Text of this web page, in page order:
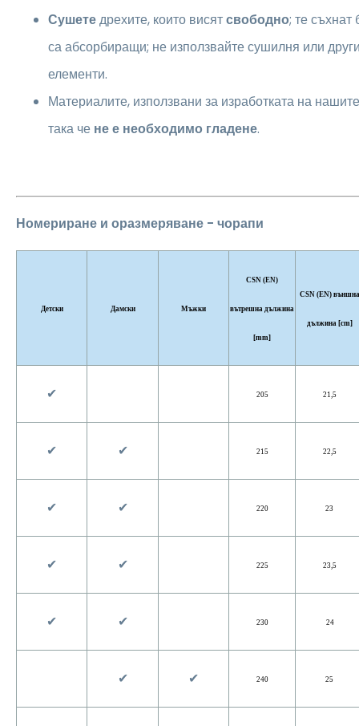
Сушетедрехите, които висятсвободно; те съхнат
са абсорбиращи; не използвайте сушилня или
елементи.
Материалите, използвани за изработката на
така че не е необходимо гладене.
Номериране и оразмеряване - чорапи
Детски Дамски Мъжки
CSN (EN)
вътрешна дължина
[mm]
CSN (EN) външна
дължина [cm]
✔︎ 205 21,5
✔︎ ✔︎ 215 22,5
✔︎ ✔︎ 220 23
✔︎ ✔︎ 225 23,5
✔︎ ✔︎ 230 24
✔︎ ✔︎ 240 25